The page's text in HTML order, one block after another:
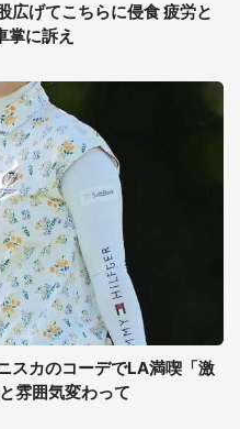
広げてこちらに侵食 疲労と
掌に訴え
スカのコーデでLA満喫「激
雰囲気変わって